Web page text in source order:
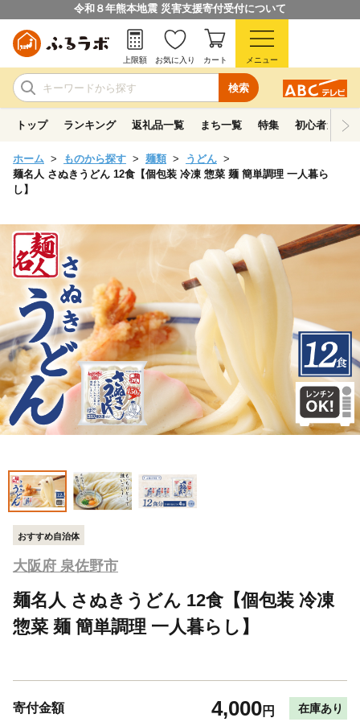
令和８年熊本地震 災害支援寄付受付について
検索
上限額 お気に入り カート メニュー
トップ ランキング 返礼品一覧 まち一覧 特集 初心者ガイド
ホーム ものから探す 麺類
うどん
麺名人 さぬきうどん 12食【個包装 冷凍 惣菜 麺 簡単調理 一人暮ら
し】
おすすめ自治体
大阪府 泉佐野市
麺名人 さぬきうどん 12食【個包装 冷凍
惣菜 麺 簡単調理 一人暮らし】
寄付金額 4,000円 在庫あり